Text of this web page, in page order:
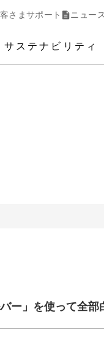
さまサポート ニュー
サステナビリティ
」を使って全部